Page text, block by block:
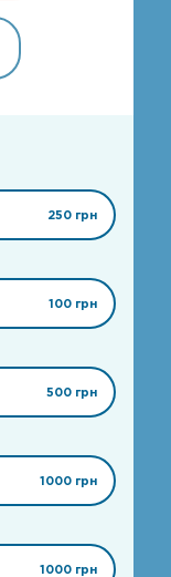
250 грн
100 грн
500 грн
1000 грн
1000 грн